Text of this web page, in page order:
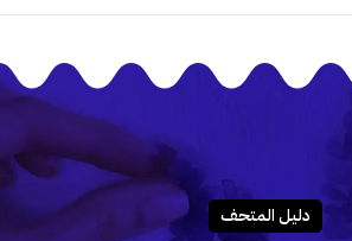
دليـل المتحـف